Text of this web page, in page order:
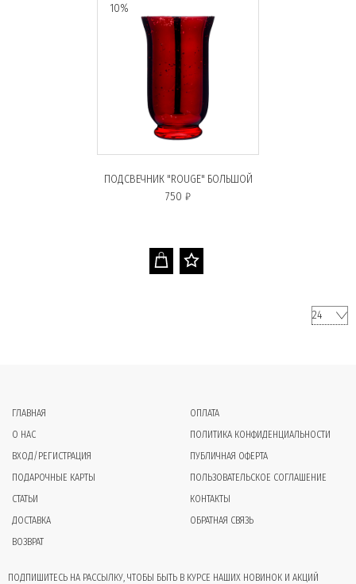
10%
ПОДСВЕЧНИК "ROUGE" БОЛЬШОЙ
750 ₽
ГЛАВНАЯ
О НАС
ВХОД/РЕГИСТРАЦИЯ
ПОДАРОЧНЫЕ КАРТЫ
СТАТЬИ
ДОСТАВКА
ВОЗВРАТ
ОПЛАТА
ПОЛИТИКА КОНФИДЕНЦИАЛЬНОСТИ
ПУБЛИЧНАЯ ОФЕРТА
ПОЛЬЗОВАТЕЛЬСКОЕ СОГЛАШЕНИЕ
КОНТАКТЫ
ОБРАТНАЯ СВЯЗЬ
ПОДПИШИТЕСЬ НА РАССЫЛКУ, ЧТОБЫ БЫТЬ В КУРСЕ НАШИХ НОВИНОК И АКЦИЙ